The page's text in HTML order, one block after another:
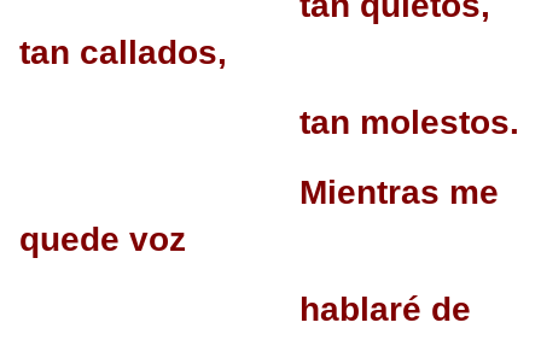
tan callados,
tan molestos.
Mientras me
quede voz
hablaré de